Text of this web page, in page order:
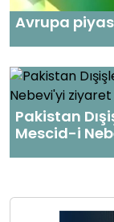
Avrupa
Pakistan
Mescid-i